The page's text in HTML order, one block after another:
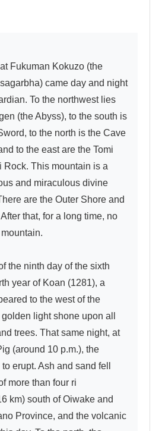
came day and night
To the northwest lies
(the Abyss), to the south is
to the north is the Cave
to the east are the Tomi
Rock. This mountain is a
and miraculous divine
are the Outer Shore and
that, for a long time, no
the ninth day of the sixth
year of Koan (1281), a
to the west of the
light shone upon all
trees. That same night, at
(around 10 p.m.), the
erupt. Ash and sand fell
more than four ri
km) south of Oiwake and
Province, and the volcanic